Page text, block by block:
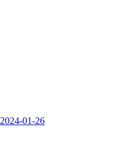
2024-01-26